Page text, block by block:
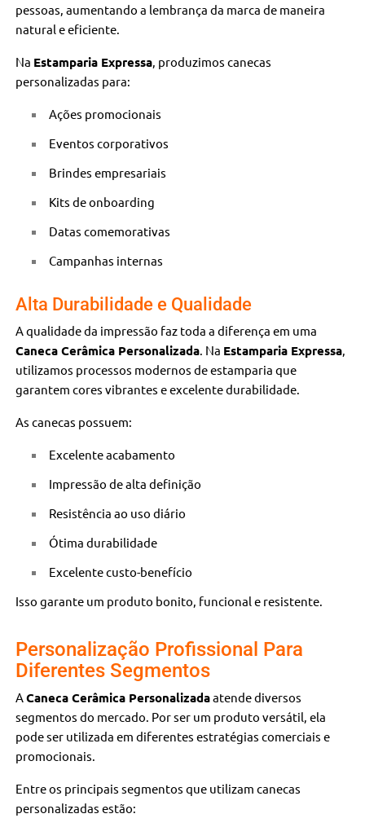
pessoas, aumentando a lembrança da marca de maneira
natural e eficiente.
Na Estamparia Expressa , produzimos canecas
personalizadas para:
Ações promocionais
Eventos corporativos
Brindes empresariais
Kits de onboarding
Datas comemorativas
Campanhas internas
Alta Durabilidade e Qualidade
A qualidade da impressão faz toda a diferença em uma
Caneca Cerâmica Personalizada . Na Estamparia Expressa
utilizamos processos modernos de estamparia que
garantem cores vibrantes e excelente durabilidade.
As canecas possuem:
Excelente acabamento
Impressão de alta definição
Resistência ao uso diário
Ótima durabilidade
Excelente custo-benefício
Isso garante um produto bonito, funcional e resistente.
Personalização Profissional Para
Diferentes Segmentos
ACaneca Cerâmica Personalizadaatende diversos
segmentos do mercado. Por ser um produto versátil, ela
pode ser utilizada em diferentes estratégias comerciais e
promocionais.
Entre os principais segmentos que utilizam canecas
personalizadas estão: